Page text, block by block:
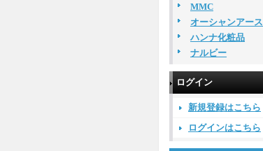
MMC
オーシャンアース
ハンナ化粧品
ナルビー
ログイン
新規登録はこちら
ログインはこちら